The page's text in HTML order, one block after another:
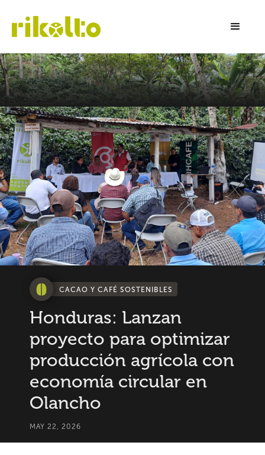
CACAO Y CAFÉ SOSTENIBLES
Honduras: Lanzan
proyecto para optimizar
producción agrícola con
economía circular en
Olancho
MAY 22, 2026